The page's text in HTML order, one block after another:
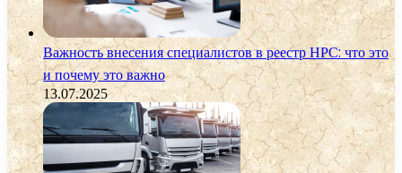
Важность внесения специалистов в реестр НРС: что это
и почему это важно
13.07.2025